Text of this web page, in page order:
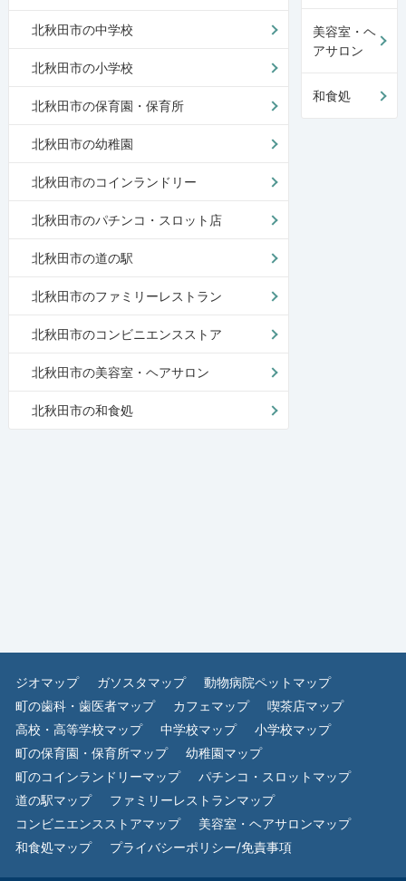
北秋田市の中学校
北秋田市の小学校
北秋田市の保育園・保育所
北秋田市の幼稚園
北秋田市のコインランドリー
北秋田市のパチンコ・スロット店
北秋田市の道の駅
北秋田市のファミリーレストラン
北秋田市のコンビニエンスストア
北秋田市の美容室・ヘアサロン
北秋田市の和食処
美容室・ヘ
アサロン
和食処
ジオマップ ガソスタマップ
動物病院ペットマップ
町の歯科・歯医者マップ
カフェマップ
喫茶店マップ
高校・高等学校マップ
中学校マップ
小学校マップ
町の保育園・保育所マップ
幼稚園マップ
町のコインランドリーマップ
パチンコ・スロットマップ
道の駅マップ
ファミリーレストランマップ
コンビニエンスストアマップ
美容室・ヘアサロンマップ
和食処マップ
プライバシーポリシー/免責事項